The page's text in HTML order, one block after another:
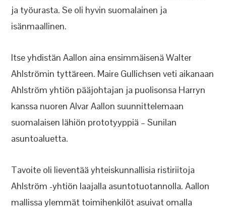
ja työurasta. Se oli hyvin suomalainen ja
isänmaallinen.
Itse yhdistän Aallon aina ensimmäisenä Walter
Ahlströmin tyttäreen. Maire Gullichsen veti aikanaan
Ahlström yhtiön pääjohtajan ja puolisonsa Harryn
kanssa nuoren Alvar Aallon suunnittelemaan
suomalaisen lähiön prototyyppiä – Sunilan
asuntoaluetta.
Tavoite oli lieventää yhteiskunnallisia ristiriitoja
Ahlström -yhtiön laajalla asuntotuotannolla. Aallon
mallissa ylemmät toimihenkilöt asuivat omalla